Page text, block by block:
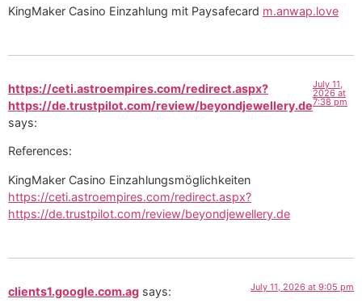
KingMaker Casino Einzahlung mit Paysafecard m.anwap.love
https://ceti.astroempires.com/redirect.aspx?
https://de.trustpilot.com/review/beyondjewellery.de
says:
July 11,
2026 at
7:38 pm
References:
KingMaker Casino Einzahlungsmöglichkeiten
https://ceti.astroempires.com/redirect.aspx?
https://de.trustpilot.com/review/beyondjewellery.de
clients1.google.com.ag says: July 11, 2026 at 9:05 pm